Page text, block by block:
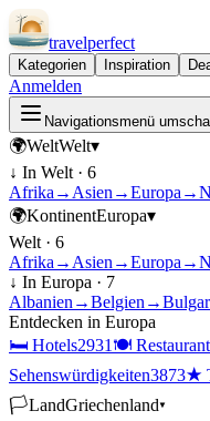
travelperfect
Kategorien Inspiration
Anmelden
Navigationsmenü
🌍WeltWelt▾
↓ In Welt · 6
Afrika → Asien →Europa →
🌍KontinentEuropa▾
Welt · 6
Afrika → Asien →Europa →
↓ In Europa · 7
Albanien →Belgien →
Entdecken in Europa
🛏 Hotels2931 🍽
Sehenswürdigkeiten3873★
🏳LandGriechenland▾